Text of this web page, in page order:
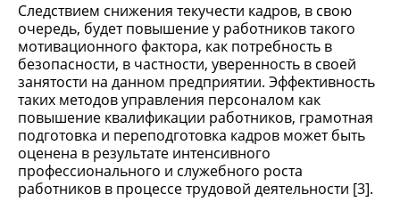
Следствием снижения текучести кадров, в свою
очередь, будет повышение у работников такого
мотивационного фактора, как потребность в
безопасности, в частности, уверенность в своей
занятости на данном предприятии. Эффективность
таких методов управления персоналом как
повышение квалификации работников, грамотная
подготовка и переподготовка кадров может быть
оценена в результате интенсивного
профессионального и служебного роста
работников в процессе трудовой деятельности [3].